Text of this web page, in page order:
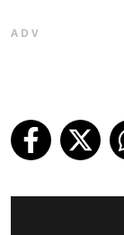
ADV